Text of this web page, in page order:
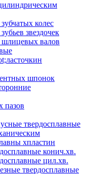
колес
звездочек
валов
шпонок
пазов
твердосплавные
хпластин
конич.хв.
цил.хв.
твердосплавные